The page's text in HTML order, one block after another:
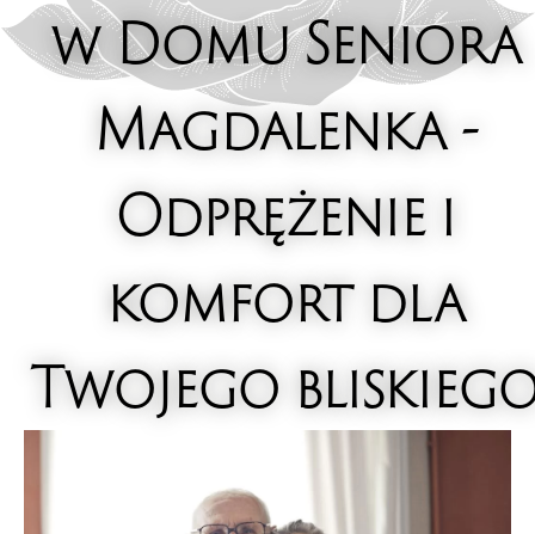
w Domu Seniora
Magdalenka -
Odprężenie i
komfort dla
Twojego